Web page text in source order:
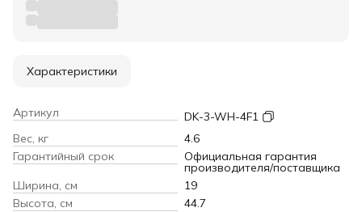
Характеристики
Артикул
DK-3-WH-4F1
Вес, кг
4.6
Гарантийный срок
Официальная гарантия
производителя/поставщика
Ширина, см
19
Высота, см
44.7